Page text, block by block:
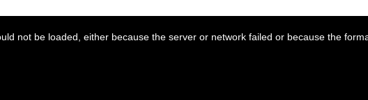
not be loaded, either because the server or network failed or because the